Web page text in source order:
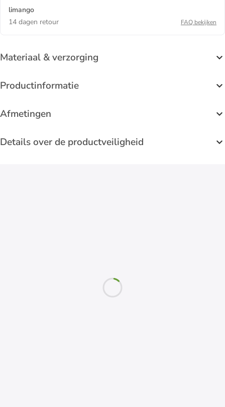
limango
14 dagen retour
FAQ bekijken
Materiaal & verzorging
Productinformatie
Afmetingen
Details over de productveiligheid